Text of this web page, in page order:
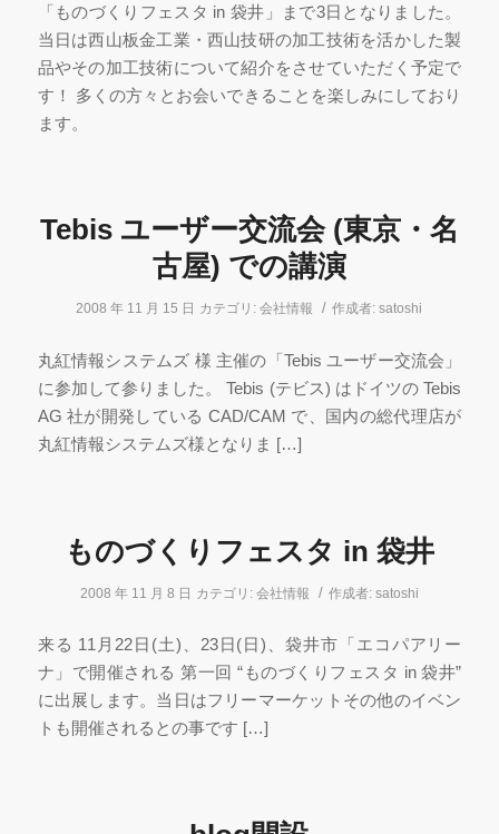
「ものづくりフェスタ in 袋井」まで3日となりました。
当日は西山板金工業・西山技研の加工技術を活かした製
品やその加工技術について紹介をさせていただく予定で
す！ 多くの方々とお会いできることを楽しみにしており
ます。
Tebis ユーザー交流会 (東京・名
古屋) での講演
2008 年 11 月 15 日 カテゴリ:会社情報 / 作成者:satoshi
丸紅情報システムズ 様 主催の「Tebis ユーザー交流会」
に参加して参りました。 Tebis (テビス) はドイツの Tebis
AG 社が開発している CAD/CAM で、国内の総代理店が
丸紅情報システムズ様となりま […]
ものづくりフェスタ in 袋井
2008 年 11 月 8 日 カテゴリ: 会社情報 / 作成者: satoshi
来る 11月22日(土)、23日(日)、袋井市「エコパアリー
ナ」で開催される 第一回 “ものづくりフェスタ in 袋井”
に出展します。当日はフリーマーケットその他のイベン
トも開催されるとの事です […]